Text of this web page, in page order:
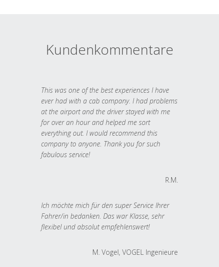
Kundenkommentare
This was one of the best experiences I have
ever had with a cab company. I had problems
at the airport and the driver stayed with me
for over an hour and helped me sort
everything out. I would recommend this
company to anyone. Thank you for such
fabulous service!
R.M.
Ich möchte mich für den super Service Ihrer
Fahrer/in bedanken. Das war Klasse, sehr
flexibel und absolut empfehlenswert!
M. Vogel, VOGEL Ingenieure